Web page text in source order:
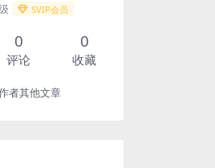
SVIP会员
0
评论
0
收藏
者其他文章